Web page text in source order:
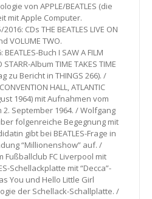
von APPLE/BEATLES (die
mit Apple Computer.
CDs THE BEATLES LIVE ON
VOLUME TWO.
BEATLES-Buch I SAW A FILM
Album TIME TAKES TIME
zu Bericht in THINGS 266). /
HALL, ATLANTIC
1964) mit Aufnahmen vom
September 1964. / Wolfgang
folgenreiche Begegnung mit
gibt bei BEATLES-Frage in
“Millionenshow” auf. /
Fußballclub FC Liverpool mit
Schellackplatte mit “Decca”-
You und Hello Little Girl
der Schellack-Schallplatte. /